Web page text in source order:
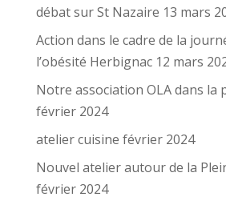
débat sur St Nazaire 13 mars
Action dans le cadre de la
l’obésité Herbignac 12 mars
Notre association OLA dans la
février 2024
atelier cuisine février 2024
Nouvel atelier autour de la
février 2024